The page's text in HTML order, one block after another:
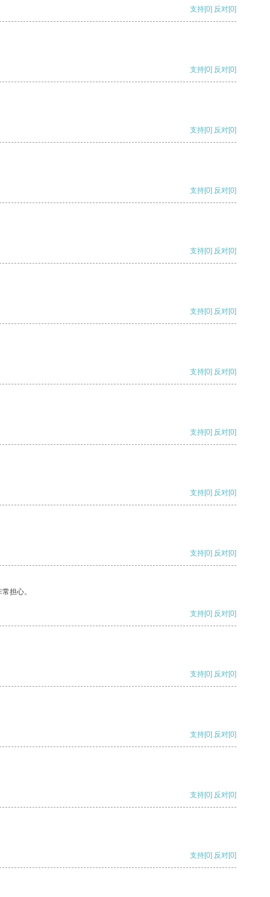
支持[0] 反对[0]
支持[0] 反对[0]
支持[0] 反对[0]
支持[0] 反对[0]
支持[0] 反对[0]
支持[0] 反对[0]
支持[0] 反对[0]
支持[0] 反对[0]
支持[0] 反对[0]
支持[0] 反对[0]
担心。
支持[0] 反对[0]
支持[0] 反对[0]
支持[0] 反对[0]
支持[0] 反对[0]
支持[0] 反对[0]